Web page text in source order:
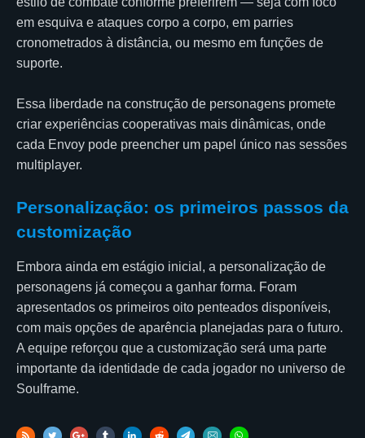
em esquiva e ataques corpo a corpo, em parries
cronometrados à distância, ou mesmo em funções de
suporte.
Essa liberdade na construção de personagens promete
criar experiências cooperativas mais dinâmicas, onde
cada Envoy pode preencher um papel único nas sessões
multiplayer.
Personalização: os primeiros passos da
customização
Embora ainda em estágio inicial, a personalização de
personagens já começou a ganhar forma. Foram
apresentados os primeiros oito penteados disponíveis,
com mais opções de aparência planejadas para o futuro.
A equipe reforçou que a customização será uma parte
importante da identidade de cada jogador no universo de
Soulframe.